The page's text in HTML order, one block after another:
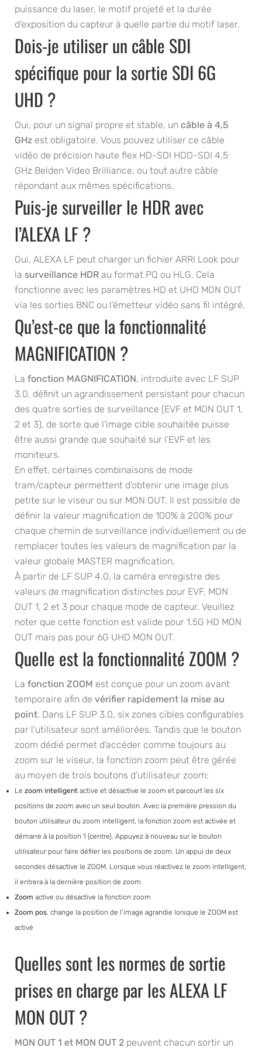
puissance du laser, le motif projeté et la durée
d’exposition du capteur à quelle partie du motif laser.
Dois-je utiliser un câble SDI
spécifique pour la sortie SDI 6G
UHD ?
Oui, pour un signal propre et stable, un câble à 4,5
GHz est obligatoire. Vous pouvez utiliser ce câble
vidéo de précision haute flex HD-SDI HDD-SDI 4,5
GHz Belden Video Brilliance, ou tout autre câble
répondant aux mêmes spécifications.
Puis-je surveiller le HDR avec
l’ALEXA LF ?
Oui, ALEXA LF peut charger un fichier ARRI Look pour
la surveillance HDR au format PQ ou HLG. Cela
fonctionne avec les paramètres HD et UHD MON OUT
via les sorties BNC ou l’émetteur vidéo sans fil intégré.
Qu’est-ce que la fonctionnalité
MAGNIFICATION ?
La fonction MAGNIFICATION, introduite avec LF SUP
3.0, définit un agrandissement persistant pour chacun
des quatre sorties de surveillance (EVF et MON OUT 1,
2 et 3), de sorte que l’image cible souhaitée puisse
être aussi grande que souhaité sur l’EVF et les
moniteurs.
En effet, certaines combinaisons de mode
tram/capteur permettent d’obtenir une image plus
petite sur le viseur ou sur MON OUT. Il est possible de
définir la valeur magnification de 100% à 200% pour
chaque chemin de surveillance individuellement ou de
remplacer toutes les valeurs de magnification par la
valeur globale MASTER magnification.
À partir de LF SUP 4.0, la caméra enregistre des
valeurs de magnification distinctes pour EVF, MON
OUT 1, 2 et 3 pour chaque mode de capteur. Veuillez
noter que cette fonction est valide pour 1.5G HD MON
OUT mais pas pour 6G UHD MON OUT.
Quelle est la fonctionnalité ZOOM ?
La fonction ZOOM est conçue pour un zoom avant
temporaire afin de vérifier rapidement la mise au
point. Dans LF SUP 3.0, six zones cibles configurables
par l’utilisateur sont améliorées. Tandis que le bouton
zoom dédié permet d’accéder comme toujours au
zoom sur le viseur, la fonction zoom peut être gérée
au moyen de trois boutons d’utilisateur zoom:
Le zoom intelligent active et désactive le zoom et parcourt les six
positions de zoom avec un seul bouton. Avec la première pression du
bouton utilisateur du zoom intelligent, la fonction zoom est activée et
démarre à la position 1 (centre). Appuyez à nouveau sur le bouton
utilisateur pour faire défiler les positions de zoom. Un appui de deux
secondes désactive le ZOOM. Lorsque vous réactivez le zoom intelligent,
il entrera à la dernière position de zoom.
Zoom active ou désactive la fonction zoom
Zoom pos . change la position de l’image agrandie lorsque le ZOOM est
activé
Quelles sont les normes de sortie
prises en charge par les ALEXA LF
MON OUT ?
MON OUT 1 et MON OUT 2 peuvent chacun sortir un